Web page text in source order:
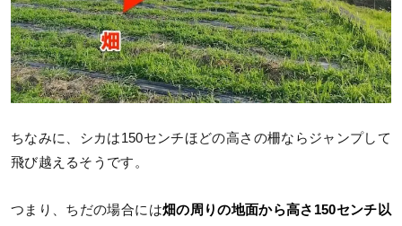
ちなみに、シカは150センチほどの高さの柵ならジャンプして
飛び越えるそうです。
つまり、ちだの場合には畑の周りの地面から高さ150センチ以